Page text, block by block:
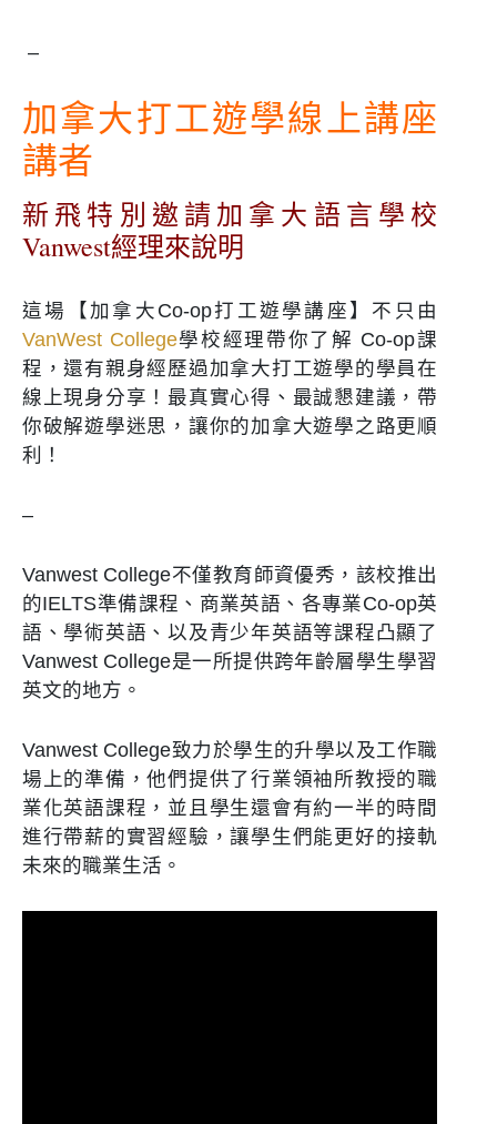
–
加拿大打工遊學線上講座
講者
新飛特別邀請加拿大語言學校
Vanwest經理來說明
這場【加拿大Co-op打工遊學講座】不只由
VanWest College學校經理帶你了解 Co-op課
程，還有親身經歷過加拿大打工遊學的學員在
線上現身分享！最真實心得、最誠懇建議，帶
你破解遊學迷思，讓你的加拿大遊學之路更順
利！
–
Vanwest College不僅教育師資優秀，該校推出
的IELTS準備課程、商業英語、各專業Co-op英
語、學術英語、以及青少年英語等課程凸顯了
Vanwest College是一所提供跨年齡層學生學習
英文的地方。
Vanwest College致力於學生的升學以及工作職
場上的準備，他們提供了行業領袖所教授的職
業化英語課程，並且學生還會有約一半的時間
進行帶薪的實習經驗，讓學生們能更好的接軌
未來的職業生活。